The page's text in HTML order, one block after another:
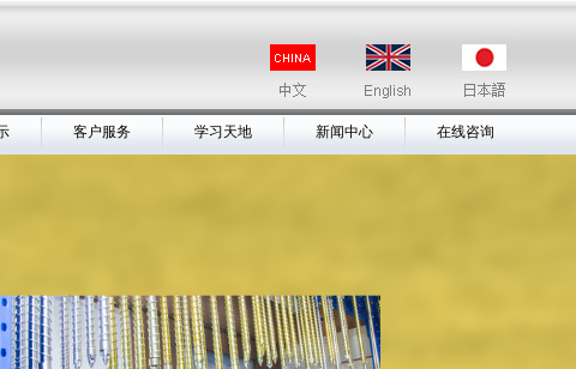
客户服务 学习天地 新闻中心 在线咨询